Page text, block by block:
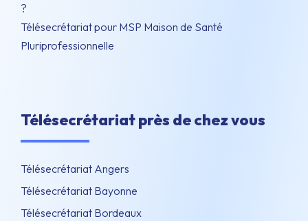
?
Télésecrétariat pour MSP Maison de Santé
Pluriprofessionnelle
Télésecrétariat près de chez vous
Télésecrétariat Angers
Télésecrétariat Bayonne
Télésecrétariat Bordeaux